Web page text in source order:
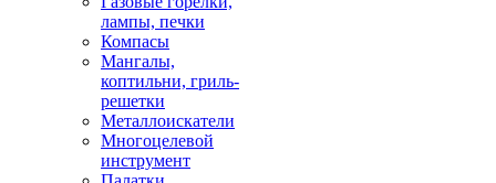
лампы, печки
Компасы
Мангалы,
коптильни, гриль-
решетки
Металлоискатели
Многоцелевой
инструмент